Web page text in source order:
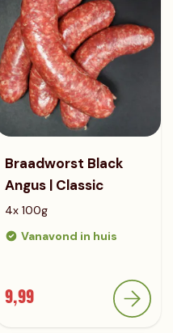
Braadworst Black
Angus | Classic
4x 100g
Vanavond in huis
9,99